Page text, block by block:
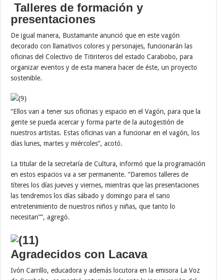
Talleres de formación y
presentaciones
De igual manera, Bustamante anunció que en este vagón
decorado con llamativos colores y personajes, funcionarán las
oficinas del Colectivo de Titiriteros del estado Carabobo, para
organizar eventos y de esta manera hacer de éste, un proyecto
sostenible.
“Ellos van a tener sus oficinas y espacio en el Vagón, para que la
gente se pueda acercar y forma parte de la autogestión de
nuestros artistas. Estas oficinas van a funcionar en el vagón, los
días lunes, martes y miércoles”, acotó.
La titular de la secretaría de Cultura, informó que la programación
en estos espacios va a ser permanente. “Daremos talleres de
títeres los días jueves y viernes, mientras que las presentaciones
las tendremos los días sábado y domingo para el sano
entretenimiento de nuestros niños y niñas, que tanto lo
necesitan””, agregó.
Agradecidos con Lacava
Ivón Carrillo, educadora y además locutora en la emisora La Voz